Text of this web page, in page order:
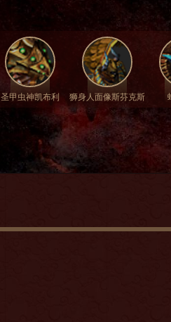
圣甲虫神凯布利 狮身人面像斯芬克斯